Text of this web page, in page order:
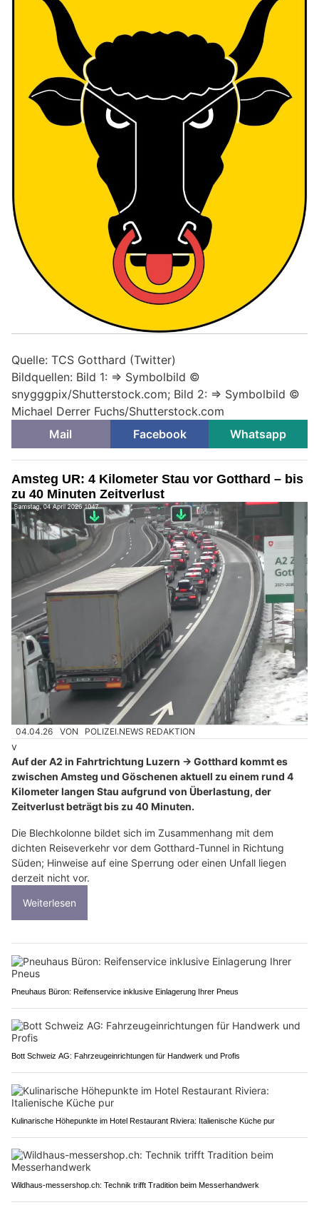
Quelle: TCS Gotthard (Twitter)
Bildquellen: Bild 1: => Symbolbild ©
snygggpix/Shutterstock.com; Bild 2: => Symbolbild ©
Michael Derrer Fuchs/Shutterstock.com
Mail
Facebook Whatsapp
Amsteg UR: 4 Kilometer Stau vor Gotthard – bis
zu 40 Minuten Zeitverlust
04.04.26 VON POLIZEI.NEWS REDAKTION
v
Auf der A2 in Fahrtrichtung Luzern → Gotthard kommt es
zwischen Amsteg und Göschenen aktuell zu einem rund 4
Kilometer langen Stau aufgrund von Überlastung, der
Zeitverlust beträgt bis zu 40 Minuten.
Die Blechkolonne bildet sich im Zusammenhang mit dem
dichten Reiseverkehr vor dem Gotthard-Tunnel in Richtung
Süden; Hinweise auf eine Sperrung oder einen Unfall liegen
derzeit nicht vor.
Weiterlesen
Pneuhaus Büron: Reifenservice inklusive Einlagerung Ihrer Pneus
Bott Schweiz AG: Fahrzeugeinrichtungen für Handwerk und Profis
Kulinarische Höhepunkte im Hotel Restaurant Riviera: Italienische Küche pur
Wildhaus-messershop.ch: Technik trifft Tradition beim Messerhandwerk